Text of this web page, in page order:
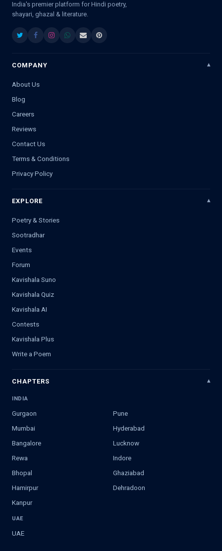
India's premier platform for Hindi poetry,
shayari, ghazal & literature.
COMPANY
About Us
Blog
Careers
Reviews
Contact Us
Terms & Conditions
Privacy Policy
EXPLORE
Poetry & Stories
Sootradhar
Events
Forum
Kavishala Suno
Kavishala Quiz
Kavishala AI
Contests
Kavishala Plus
Write a Poem
CHAPTERS
INDIA
Gurgaon
Pune
Mumbai
Hyderabad
Bangalore
Lucknow
Rewa
Indore
Bhopal
Ghaziabad
Hamirpur
Dehradoon
Kanpur
UAE
UAE